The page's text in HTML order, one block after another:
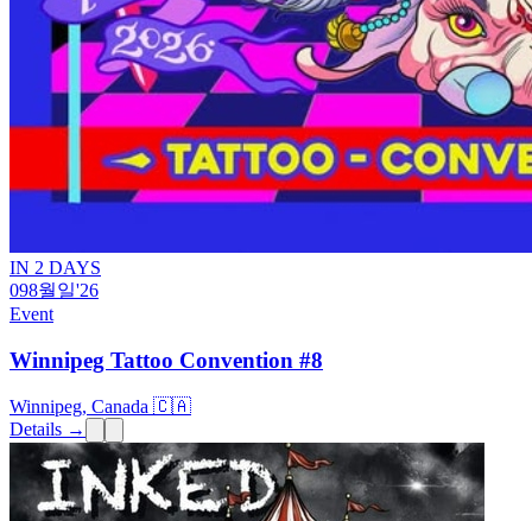
IN 2 DAYS
098월일'26
Event
Winnipeg Tattoo Convention #8
Winnipeg, Canada 🇨🇦
Details →